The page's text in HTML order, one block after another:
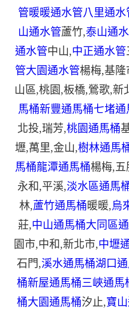
管暖暖通水管八里通水
山通水管蘆竹,泰山通
通水管中山,中正通水管
管大園通水管楊梅,基隆
山區,桃園 ,板橋,鶯歌,新
馬桶新豐通馬桶七堵通
北投,瑞芳,桃園通馬桶
壢,萬里,金山,樹林通馬
馬桶龍潭通馬桶楊梅,五
永和 ,平溪,淡水區通馬
林,蘆竹通馬桶暖暖,烏
莊,中山通馬桶大同區
園市,中和 ,新北市,中壢
石門 ,溪水通馬桶湖口
桶新屋通馬桶三峽通馬
桶大園通馬桶汐止,寶